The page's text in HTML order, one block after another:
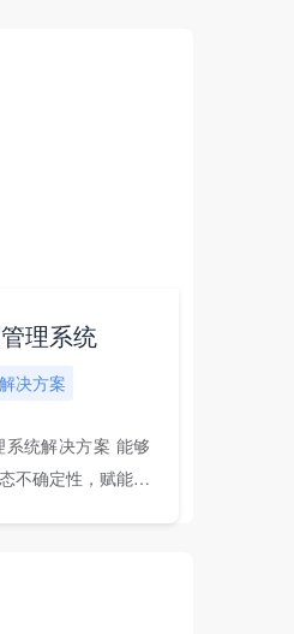
理系统
决方案
统解决方案 能够
不确定性，赋能各